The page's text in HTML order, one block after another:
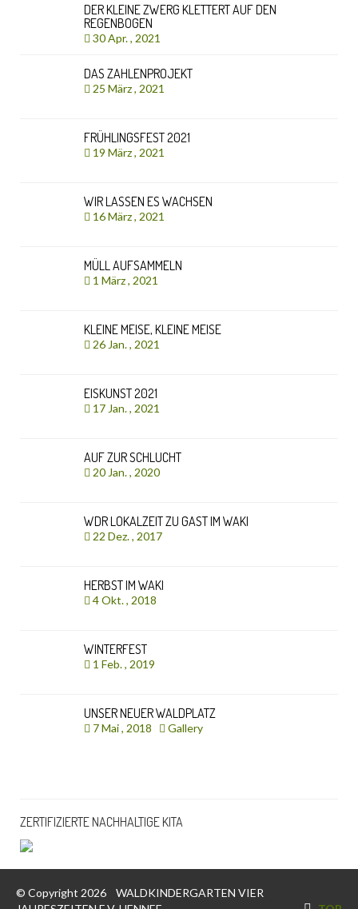
DER KLEINE ZWERG KLETTERT AUF DEN
REGENBOGEN
30 Apr. , 2021
DAS ZAHLENPROJEKT
25 März , 2021
FRÜHLINGSFEST 2021
19 März , 2021
WIR LASSEN ES WACHSEN
16 März , 2021
MÜLL AUFSAMMELN
1 März , 2021
KLEINE MEISE, KLEINE MEISE
26 Jan. , 2021
EISKUNST 2021
17 Jan. , 2021
AUF ZUR SCHLUCHT
20 Jan. , 2020
WDR LOKALZEIT ZU GAST IM WAKI
22 Dez. , 2017
HERBST IM WAKI
4 Okt. , 2018
WINTERFEST
1 Feb. , 2019
UNSER NEUER WALDPLATZ
7 Mai , 2018 Gallery
ZERTIFIZIERTE NACHHALTIGE KITA
© Copyright 2026 WALDKINDERGARTEN VIER